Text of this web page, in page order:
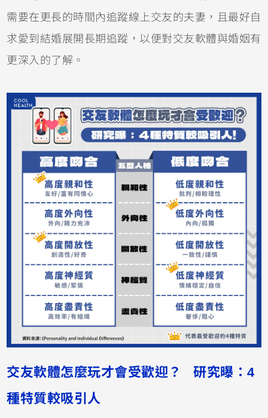
需要在更長的時間內追蹤線上交友的夫妻，且最好自
求愛到結婚展開長期追蹤，以便對交友軟體與婚姻有
更深入的了解。
交友軟體怎麼玩才會受歡迎？ 研究曝：4
種特質較吸引人